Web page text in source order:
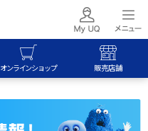
オンラインショップ 販売店舗